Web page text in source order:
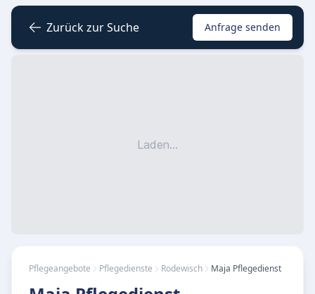
Zurück zur Suche Anfrage senden
Laden...
Pflegeangebote Pflegedienste Rodewisch Maja Pflegedienst